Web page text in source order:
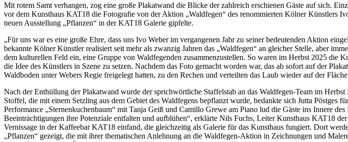
Mit rotem Samt verhangen, zog eine große Plakatwand die Blicke der zahlreich erschienen Gäste auf sich.
vor dem Kunsthaus KAT18 die Fotografie von der Aktion „Waldfegen“ des renommierten Kölner Künstlers
neuen Ausstellung „Pflanzen“ in der KAT18 Galerie gipfelte.
„Für uns war es eine große Ehre, dass uns Ivo Weber im vergangenen Jahr zu seiner bedeutenden Aktion
bekannte Kölner Künstler realisiert seit mehr als zwanzig Jahren das „Waldfegen“ an gleicher Stelle, aber
dem kulturellen Feld ein, eine Gruppe von Waldfegenden zusammenzustellen. So waren im Herbst 2025 die
die Idee des Künstlers in Szene zu setzen. Nachdem das Foto gemacht worden war, das ab sofort auf der
Waldboden unter Webers Regie freigelegt hatten, zu den Rechen und verteilten das Laub wieder auf der
Nach der Enthüllung der Plakatwand wurde der sprichwörtliche Staffelstab an das Waldfegen-Team im
Stoffel, die mit einem Setzling aus dem Gebiet des Waldfegens bepflanzt wurde, bedankte sich Jutta Pöstges
Performance „Sternenkuchenbaum“ mit Tanja Geiß und Camillo Grewe am Piano lud die Gäste ins Innere
Beeinträchtigungen ihre Potenziale entfalten und aufblühen“, erklärte Nils Fuchs, Leiter Kunsthaus KAT18
Vernissage in der Kaffeebar KAT18 einfand, die gleichzeitig als Galerie für das Kunsthaus fungiert. Dort
„Pflanzen“ gezeigt, die mit ihrer thematischen Anlehnung an die Waldfegen-Aktion in Zeichnungen und